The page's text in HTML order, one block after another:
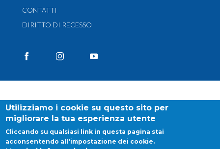
CONTATTI
DIRITTO DI RECESSO
Utilizziamo i cookie su questo sito per
migliorare la tua esperienza utente
Cliccando su qualsiasi link in questa pagina stai
acconsentendo all'impostazione dei cookie.